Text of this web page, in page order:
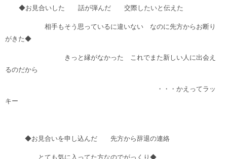
◆お見合いした 話が弾んだ 交際したいと伝えた
相手もそう思っているに違いない なのに先方からお断り
がきた◆
きっと縁がなかった これでまた新しい人に出会え
るのだから
・・・かえってラッ
キー
◆お見合いを申し込んだ 先方から辞退の連絡
とても気に入ってた方なのでがっくり◆